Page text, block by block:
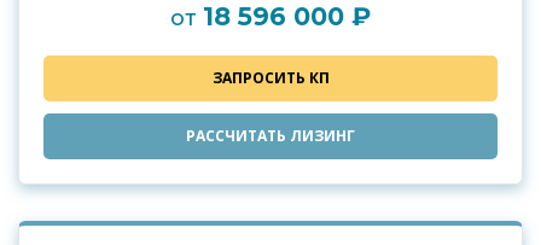
от 18 596 000 ₽
ЗАПРОСИТЬ КП
РАССЧИТАТЬ ЛИЗИНГ